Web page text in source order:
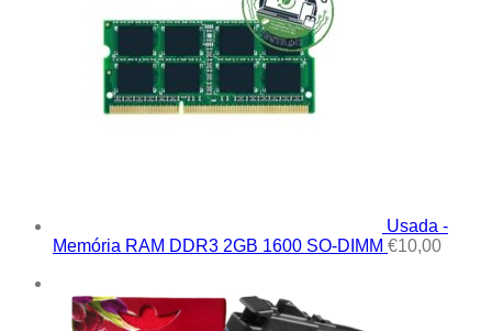
Usada -
Memória RAM DDR3 2GB 1600 SO-DIMM €10,00